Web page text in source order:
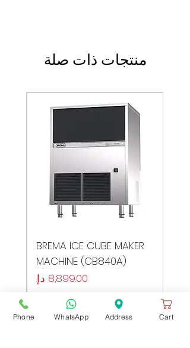
منتجات ذات صلة
BREMA ICE CUBE MAKER
MACHINE (CB840A)
السعر
Phone WhatsApp Address Cart